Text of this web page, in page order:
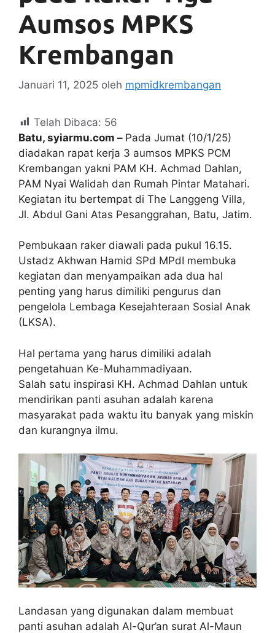
Aumsos MPKS
Krembangan
Januari 11, 2025 oleh mpmidkrembangan
Telah Dibaca: 56
Batu, syiarmu.com – Pada Jumat (10/1/25)
diadakan rapat kerja 3 aumsos MPKS PCM
Krembangan yakni PAM KH. Achmad Dahlan,
PAM Nyai Walidah dan Rumah Pintar Matahari.
Kegiatan itu bertempat di The Langgeng Villa,
Jl. Abdul Gani Atas Pesanggrahan, Batu, Jatim.
Pembukaan raker diawali pada pukul 16.15.
Ustadz Akhwan Hamid SPd MPdI membuka
kegiatan dan menyampaikan ada dua hal
penting yang harus dimiliki pengurus dan
pengelola Lembaga Kesejahteraan Sosial Anak
(LKSA).
Hal pertama yang harus dimiliki adalah
pengetahuan Ke-Muhammadiyaan.
Salah satu inspirasi KH. Achmad Dahlan untuk
mendirikan panti asuhan adalah karena
masyarakat pada waktu itu banyak yang miskin
dan kurangnya ilmu.
Landasan yang digunakan dalam membuat
panti asuhan adalah Al-Qur’an surat Al-Maun